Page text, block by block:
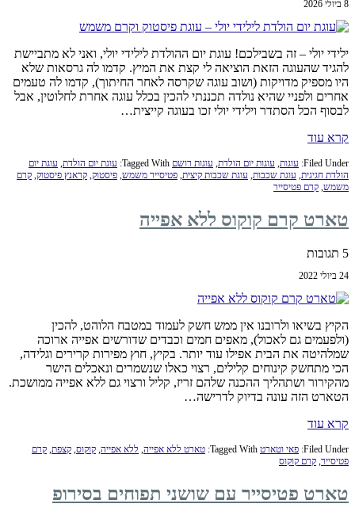
8 ביולי 2026
ילידי יולי – זה בשבילכם! עוגת יום ההולדת לילידי יולי, ואני לא מתביישת
להגיד שהעוגה הזאת הוציאה לי קצת את המיץ. קדמו לה גרסאות שלא
היו מספיק מדויקות (ושוב עוגה שקרסה לאחר החיתוך), קדמו לה טעמים
אחרים ולפניי שהיא נולדה תכננתי להכין בכלל עוגה אחרת לחלוטין, אבל
לבסוף הכל הסתדר וילידי יולי זכו בעוגה קייצית…
קרא עוד
Filed Under: עוגות עוגות יום הולדת עוגות רושם Tagged With: עוגת יום הולדת עוגת יום
הולדת חגיגית עוגת שכבות עוגת שכבות קיצית פטיסייר משמש פיסטוק קראנץ פיסטוק קרם
משמש קרם פטיסייר
טארט קרם קוקוס ללא אפייה
5 תגובות
24 ביולי 2022
הקיץ בשיאו ולרובנו אין ממש חשק לעמוד במטבח הלוהט, להכין
(ולפעמים גם לאכול), מאפים חמים וכבדים שדורשים אפייה ארוכה
שמלהיטה את הבית אפילו עוד יותר. בקיץ, חוץ מפירות קרירים וגלידה,
הכי מתחשק קינוחים קלילים, רצוי כאלו שנשמרים ונאכלים הישר
מהקירור ושתהליך ההכנה שלהם זריז, קליל ורצוי גם ללא אפייה ממושכת.
הטארט הזה עונה בדיוק לדרישה…
קרא עוד
Filed Under: פאי וטארט Tagged With: טארט ללא אפייה ללא אפייה קוקוס קצפת קרם
פטיסייר קרם קוקוס
טארט פטיסייר עם שושני תפוחים בסירופ